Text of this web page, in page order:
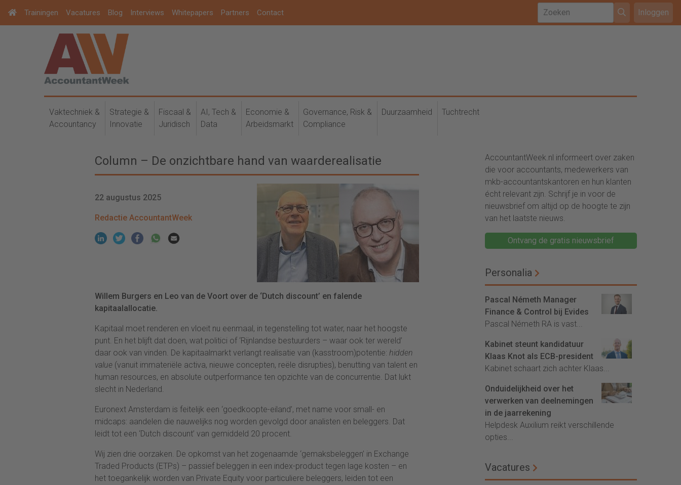
Trainingen Vacatures Blog Interviews Whitepapers Partners Contact Inloggen
Vaktechniek &
Accountancy
Strategie &
Innovatie
Fiscaal &
Juridisch
AI, Tech &
Data
Economie &
Arbeidsmarkt
Governance, Risk &
Compliance
Duurzaamheid Tuchtrecht
Column – De onzichtbare hand van waarderealisatie
22 augustus 2025
Redactie AccountantWeek
Willem Burgers en Leo van de Voort over de ‘Dutch discount’ en falende
kapitaalallocatie.
Kapitaal moet renderen en vloeit nu eenmaal, in tegenstelling tot water, naar het hoogste
punt. En het blijft dat doen, wat politici of ‘Rijnlandse bestuurders – waar ook ter wereld’
daar ook van vinden. De kapitaalmarkt verlangt realisatie van (kasstroom)potentie: hidden
value (vanuit immateriële activa, nieuwe concepten, reële disrupties), benutting van talent en
human resources, en absolute outperformance ten opzichte van de concurrentie. Dat lukt
slecht in Nederland.
Euronext Amsterdam is feitelijk een ‘goedkoopte-eiland’, met name voor small- en
midcaps: aandelen die nauwelijks nog worden gevolgd door analisten en beleggers. Dat
leidt tot een ‘Dutch discount’ van gemiddeld 20 procent.
Wij zien drie oorzaken. De opkomst van het zogenaamde ‘gemaksbeleggen’ in Exchange
Traded Products (ETPs) – passief beleggen in een index-product tegen lage kosten – en
het toegankelijk worden van Private Equity voor particuliere beleggers, leiden tot een
AccountantWeek.nl informeert over zaken
die voor accountants, medewerkers van
mkb-accountantskantoren en hun klanten
écht relevant zijn. Schrijf je in voor de
nieuwsbrief om altijd op de hoogte te zijn
van het laatste nieuws.
Ontvang de gratis nieuwsbrief
Personalia
Pascal Németh Manager
Finance & Control bij Evides
Pascal Németh RA is vast...
Kabinet steunt kandidatuur
Klaas Knot als ECB-president
Kabinet schaart zich achter Klaas...
Onduidelijkheid over het
verwerken van deelnemingen
in de jaarrekening
Helpdesk Auxilium reikt verschillende
opties...
Vacatures